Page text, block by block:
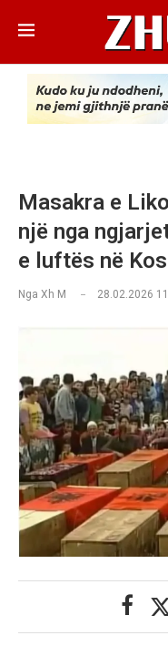
Masakra e
një nga
e luftës në
Nga Xh M 28.02.2026